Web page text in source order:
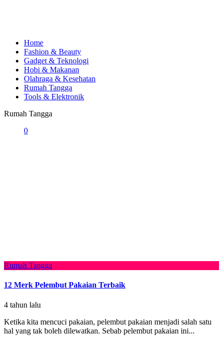
Home
Fashion & Beauty
Gadget & Teknologi
Hobi & Makanan
Olahraga & Kesehatan
Rumah Tangga
Tools & Elektronik
Rumah Tangga
0
Rumah Tangga
12 Merk Pelembut Pakaian Terbaik
4 tahun lalu
Ketika kita mencuci pakaian, pelembut pakaian menjadi salah satu
hal yang tak boleh dilewatkan. Sebab pelembut pakaian ini...